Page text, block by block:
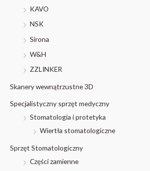
KAVO
NSK
Sirona
W&H
ZZLINKER
Skanery wewnątrzustne 3D
Specjalistyczny sprzęt medyczny
Stomatologia i protetyka
Wiertła stomatologiczne
Sprzęt Stomatologiczny
Części zamienne